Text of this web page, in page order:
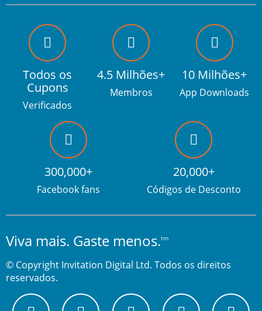
Todos os
Cupons
Verificados
4.5 Milhões+
Membros
10 Milhões+
App Downloads
300,000+
Facebook fans
20,000+
Códigos de Desconto
Viva mais. Gaste menos.tm
© Copyright Invitation Digital Ltd. Todos os direitos
reservados.